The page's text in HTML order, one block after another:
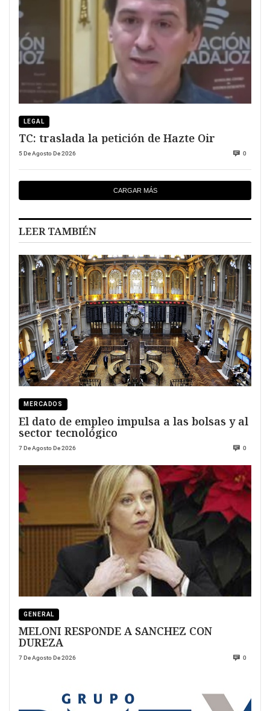
LEGAL
TC: traslada la petición de Hazte Oir
5 De Agosto De 2026 0
CARGAR MÁS
LEER TAMBIÉN
MERCADOS
El dato de empleo impulsa a las bolsas y al
sector tecnológico
7 De Agosto De 2026 0
GENERAL
MELONI RESPONDE A SANCHEZ CON
DUREZA
7 De Agosto De 2026 0